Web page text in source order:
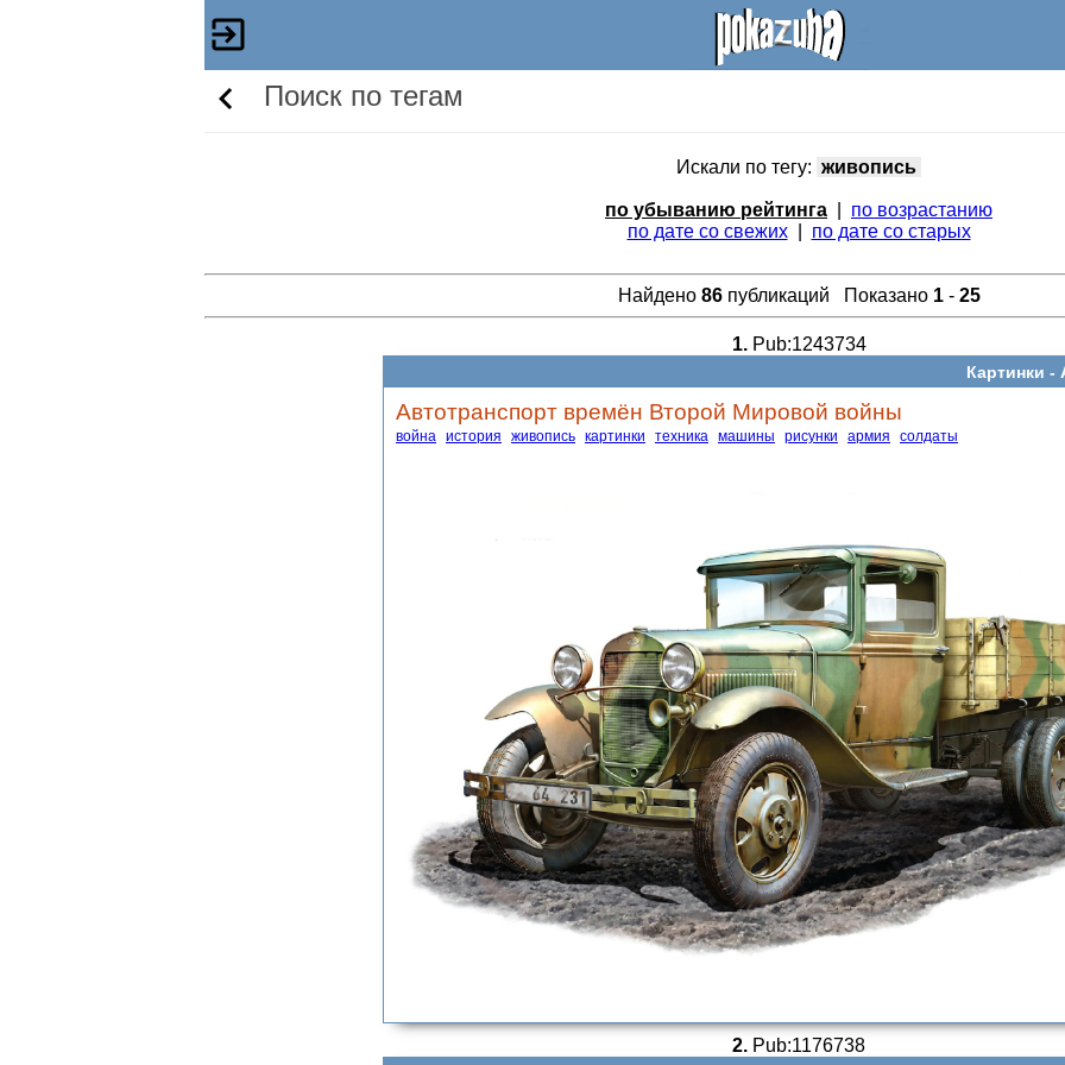
Поиск по тегам
Искали по тегу: живопись
по убыванию рейтинга
по возрастанию
по дате со свежих| по дате со старых
Найдено 86публикаций Показано 1- 25
1.Pub:1243734
Картинки -
Автотранспорт времён Второй Мировой войны
война история живопись картинки техника машины рисунки армия солдаты
2. Pub:1176738